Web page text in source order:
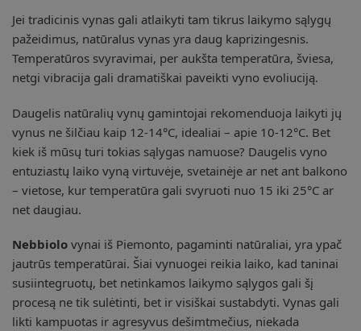
Jei tradicinis vynas gali atlaikyti tam tikrus laikymo sąlygų
pažeidimus, natūralus vynas yra daug kaprizingesnis.
Temperatūros svyravimai, per aukšta temperatūra, šviesa,
netgi vibracija gali dramatiškai paveikti vyno evoliuciją.
Daugelis natūralių vynų gamintojai rekomenduoja laikyti jų
vynus ne šilčiau kaip 12-14°C, idealiai – apie 10-12°C. Bet
kiek iš mūsų turi tokias sąlygas namuose? Daugelis vyno
entuziastų laiko vyną virtuvėje, svetainėje ar net ant balkono
– vietose, kur temperatūra gali svyruoti nuo 15 iki 25°C ar
net daugiau.
Nebbiolo vynai iš Piemonto, pagaminti natūraliai, yra ypač
jautrūs temperatūrai. Šiai vynuogei reikia laiko, kad taninai
susiintegruotų, bet netinkamos laikymo sąlygos gali šį
procesą ne tik sulėtinti, bet ir visiškai sustabdyti. Vynas gali
likti kampuotas ir agresyvus dešimtmečius, niekada